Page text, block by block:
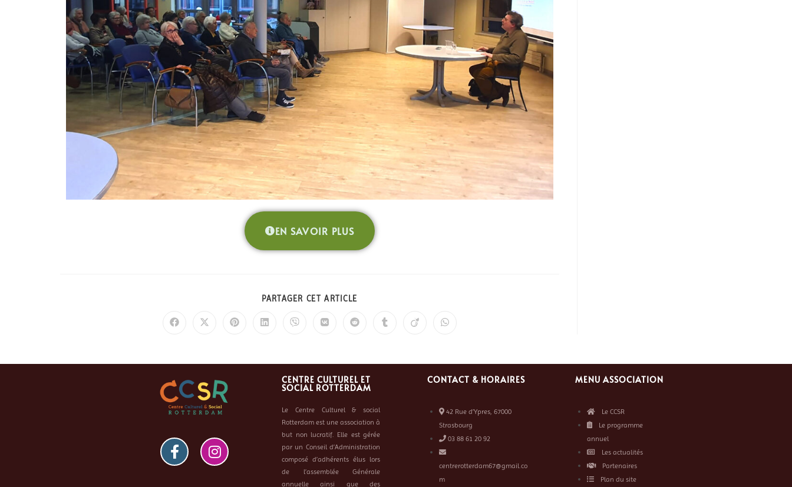
EN SAVOIR PLUS
PARTAGER CET ARTICLE
CENTRE CULTUREL ET
SOCIAL ROTTERDAM
Le Centre Culturel & social
Rotterdam est une association à
but non lucratif. Elle est gérée
par un Conseil d’Administration
composé d’adhérents élus lors
de l’assemblée Générale
annuelle ainsi que des
CONTACT & HORAIRES
42 Rue d’Ypres, 67000
Strasbourg
03 88 61 20 92
centrerotterdam67@gmail.co
m
MENU ASSOCIATION
Le CCSR
Le programme
annuel
Les actualités
Partenaires
Plan du site